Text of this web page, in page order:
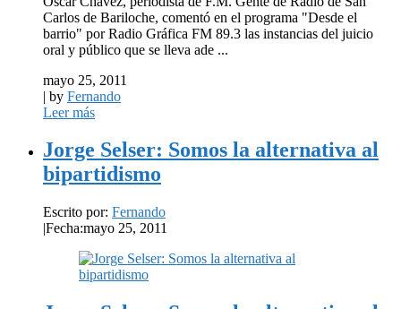
Carlos de Bariloche, comentó en el programa "Desde el
barrio" por Radio Gráfica FM 89.3 las instancias del juicio
oral y público que se lleva ade ...
mayo 25, 2011
| by Fernando
Leer más
Jorge Selser: Somos la alternativa al
bipartidismo
Escrito por: Fernando
|Fecha:mayo 25, 2011